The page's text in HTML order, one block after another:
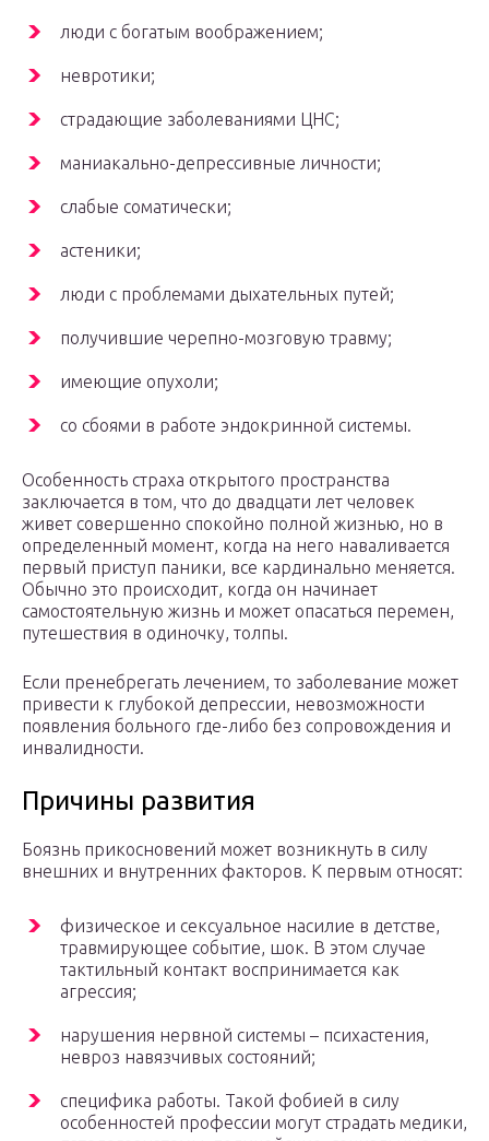
люди с богатым воображением;
невротики;
страдающие заболеваниями ЦНС;
маниакально-депрессивные личности;
слабые соматически;
астеники;
люди с проблемами дыхательных путей;
получившие черепно-мозговую травму;
имеющие опухоли;
со сбоями в работе эндокринной системы.
Особенность страха открытого пространства
заключается в том, что до двадцати лет человек
живет совершенно спокойно полной жизнью, но в
определенный момент, когда на него наваливается
первый приступ паники, все кардинально меняется.
Обычно это происходит, когда он начинает
самостоятельную жизнь и может опасаться перемен,
путешествия в одиночку, толпы.
Если пренебрегать лечением, то заболевание может
привести к глубокой депрессии, невозможности
появления больного где-либо без сопровождения и
инвалидности.
Причины развития
Боязнь прикосновений может возникнуть в силу
внешних и внутренних факторов. К первым относят:
физическое и сексуальное насилие в детстве,
травмирующее событие, шок. В этом случае
тактильный контакт воспринимается как
агрессия;
нарушения нервной системы – психастения,
невроз навязчивых состояний;
специфика работы. Такой фобией в силу
особенностей профессии могут страдать медики,